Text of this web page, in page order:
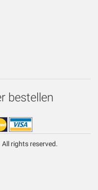
bestellen
rights reserved.